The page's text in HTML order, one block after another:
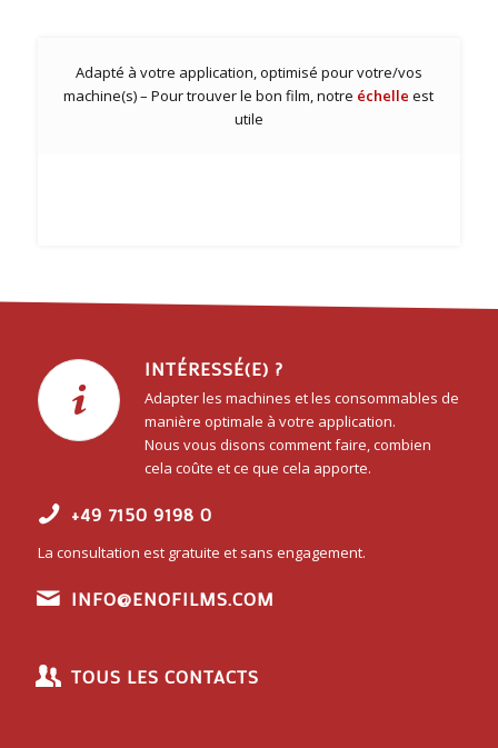
Adapté à votre application, optimisé pour votre/vos
machine(s) – Pour trouver le bon film, notre échelle est
utile
INTÉRESSÉ(E) ?
Adapter les machines et les consommables de
manière optimale à votre application.
Nous vous disons comment faire, combien
cela coûte et ce que cela apporte.
+49 7150 9198 0
La consultation est gratuite et sans engagement.
INFO@ENOFILMS.COM
TOUS LES CONTACTS